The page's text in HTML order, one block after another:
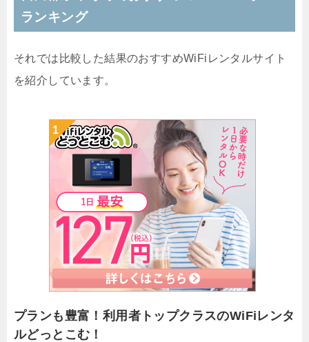
ランキング
それでは比較した結果のおすすめWiFiレンタルサイト
を紹介しています。
プランも豊富！利用者トップクラスのWiFiレンタ
ルどっとこむ！